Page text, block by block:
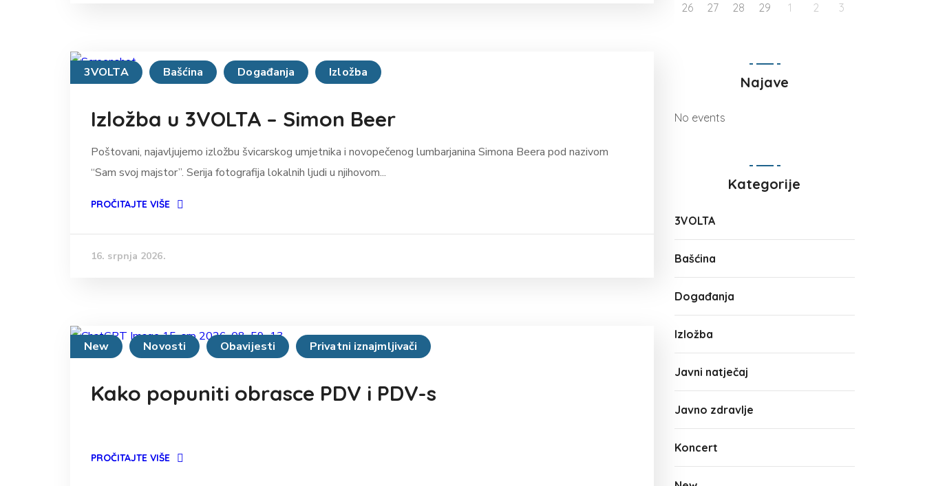
3VOLTA Bašćina Događanja Izložba
Izložba u 3VOLTA – Simon Beer
Poštovani, najavljujemo izložbu švicarskog umjetnika i novopečenog lumbarjanina Simona Beera pod nazivom
“Sam svoj majstor”. Serija fotografija lokalnih ljudi u njihovom...
PROČITAJTE VIŠE
16. srpnja 2026.
New Novosti Obavijesti Privatni iznajmljivači
Kako popuniti obrasce PDV i PDV-s
PROČITAJTE VIŠE
26
27 28 29 1 2 3
Najave
No events
Kategorije
3VOLTA
Bašćina
Događanja
Izložba
Javni natječaj
Javno zdravlje
Koncert